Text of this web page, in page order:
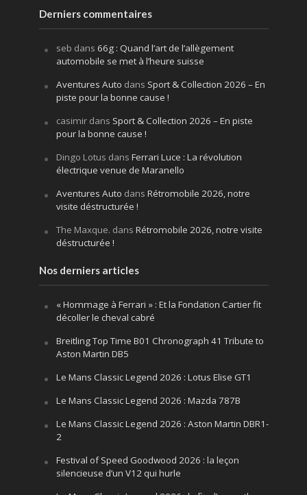
Derniers commentaires
seb dans 66g : Quand l’art de l’allègement
automobile se met à l’heure suisse
Aventures Auto dans Sport & Collection 2026 – En
piste pour la bonne cause !
casimirdans Sport & Collection 2026 – En piste
pour la bonne cause !
Dingo Lotus dans Ferrari Luce : La révolution
électrique venue de Maranello
Aventures Auto dans Rétromobile 2026, notre
visite déstructurée !
The Maxque. dans Rétromobile 2026, notre visite
déstructurée !
Nos derniers articles
« Hommage à Ferrari » : Et la Fondation Cartier fit
décoller le cheval cabré
Breitling Top Time B01 Chronograph 41 Tribute to
Aston Martin DB5
Le Mans Classic Legend 2026 : Lotus Elise GT1
Le Mans Classic Legend 2026 : Mazda 787B
Le Mans Classic Legend 2026 : Aston Martin DBR1-
2
Festival of Speed Goodwood 2026 : la leçon
silencieuse d’un V12 qui hurle